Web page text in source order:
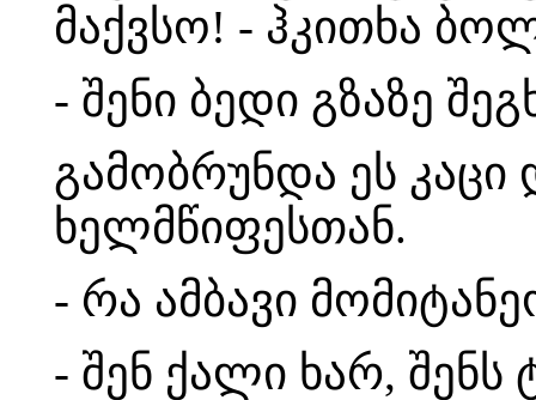
მაქვსო! - ჰკითხა
- შენი ბედი გზაზე
გამობრუნდა ეს კაცი
ხელმწიფესთან.
- რა ამბავი
- შენ ქალი ხარ, შენს